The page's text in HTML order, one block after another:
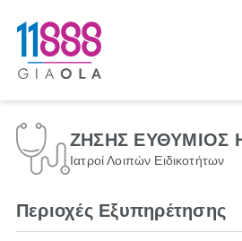
ΖΗΣΗΣ ΕΥΘΥΜΙΟΣ
Ιατροί Λοιπών Ειδικοτήτων
Περιοχές Εξυπηρέτησης